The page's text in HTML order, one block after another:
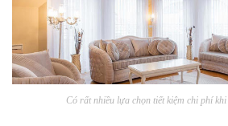
Có rất nhiều lựa chọn tiết kiệm chi phí